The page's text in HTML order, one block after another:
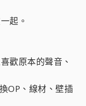
起。
歡原本的聲音、
OP、線材、壁插